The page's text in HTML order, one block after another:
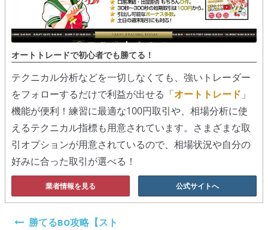
オートトレードで初心者でも勝てる！
テクニカル分析などを一切しなくても、強いトレーダー
をフォローするだけで利益が出せる「オートトレード 」
機能が便利！練習に最適な100円取引や、相場分析に使
えるテクニカル指標も用意されています。さまざまな取
引オプションが用意されているので、相場状況や自分の
好みに合った取引が選べる！
業者情報を見る 公式サイトへ
勝てるBO攻略【スト